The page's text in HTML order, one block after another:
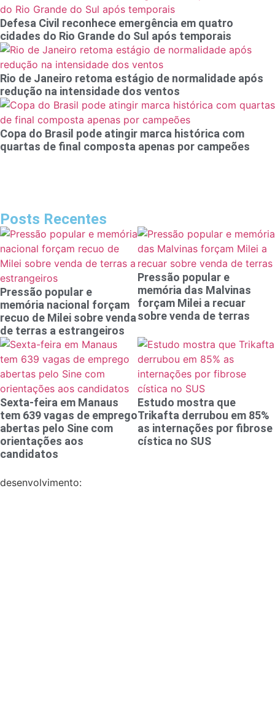
Defesa Civil reconhece emergência em quatro
cidades do Rio Grande do Sul após temporais
Rio de Janeiro retoma estágio de normalidade após
redução na intensidade dos ventos
Copa do Brasil pode atingir marca histórica com
quartas de final composta apenas por campeões
Posts Recentes
Pressão popular e
memória nacional forçam
recuo de Milei sobre venda
de terras a estrangeiros
Pressão popular e
memória das Malvinas
forçam Milei a recuar
sobre venda de terras
Sexta-feira em Manaus
tem 639 vagas de emprego
abertas pelo Sine com
orientações aos
candidatos
Estudo mostra que
Trikafta derrubou em 85%
as internações por fibrose
cística no SUS
desenvolvimento: